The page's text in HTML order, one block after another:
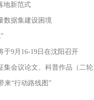
地新范式
数据集建设困境
9月16-19日在沈阳召开
会议论文、科普作品（二轮
来“行动路线图”